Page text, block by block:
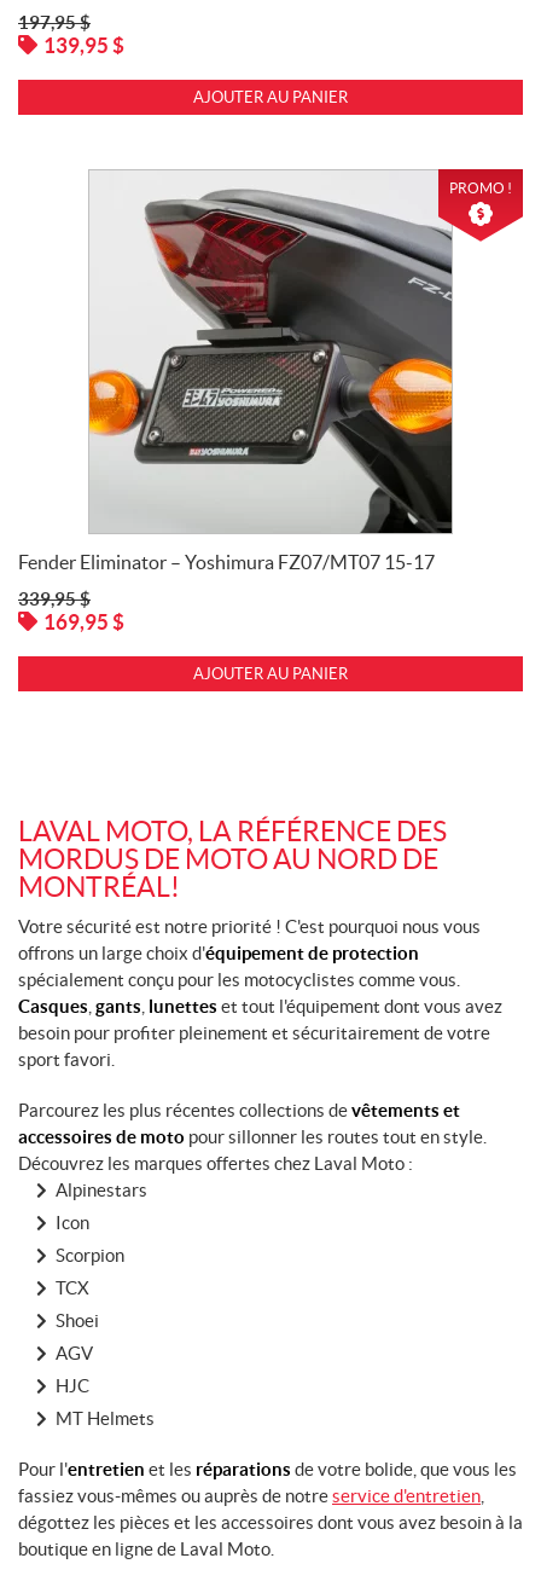
197,95$
139,95 $
AJOUTER AU PANIER
PROMO !
Fender Eliminator – Yoshimura FZ07/MT07 15-17
339,95$
169,95 $
AJOUTER AU PANIER
LAVAL MOTO, LA RÉFÉRENCE DES
MORDUS DE MOTO AU NORD DE
MONTRÉAL!
Votre sécurité est notre priorité ! C'est pourquoi nous vous
offrons un large choix d'équipement de protection
spécialement conçu pour les motocyclistes comme vous.
Casques gants lunettes et tout l'équipement dont vous avez
besoin pour profiter pleinement et sécuritairement de votre
sport favori.
Parcourez les plus récentes collections devêtements et
accessoires de moto pour sillonner les routes tout en style.
Découvrez les marques offertes chez Laval Moto :
Alpinestars
Icon
Scorpion
TCX
Shoei
AGV
HJC
MT Helmets
Pour l'entretien et les réparations de votre bolide, que vous les
fassiez vous-mêmes ou auprès de notreservice d'entretien
dégottez les pièces et les accessoires dont vous avez besoin à la
boutique en ligne de Laval Moto.